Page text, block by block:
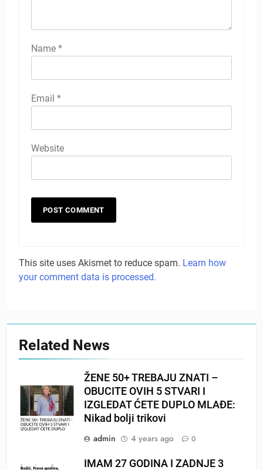
Name *
Email *
Website
This site uses Akismet to reduce spam. Learn how
your comment data is processed.
Related News
ŽENE 50+ TREBAJU ZNATI –
OBUCITE OVIH 5 STVARI I
IZGLEDAT ĆETE DUPLO MLAĐE:
Nikad bolji trikovi
admin
4 years ago 0
IMAM 27 GODINA I ZADNJE 3